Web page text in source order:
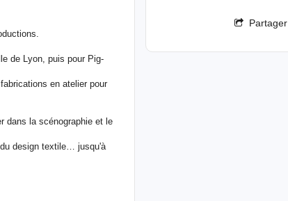
de Lyon, puis pour Pig-
en atelier pour
dans la scénographie et le
design textile… jusqu'à
Partager